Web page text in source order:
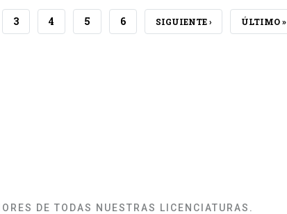
PAGE
3 PAGE
4 PAGE
5 PAGE
6 NEXT
SIGUIENTE › LAST
ÚLTIMO »
DE TODAS NUESTRAS LICENCIATURAS.